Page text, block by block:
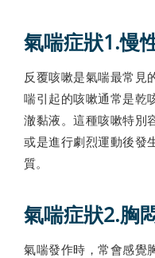
氣喘症狀1.慢
反覆咳嗽是氣喘最常見
喘引起的咳嗽通常是乾
澈黏液。這種咳嗽特別
或是進行劇烈運動後發
質。
氣喘症狀2.胸
氣喘發作時，常會感覺